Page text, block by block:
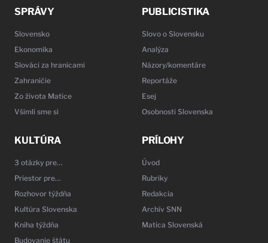
SPRÁVY
Slovensko
Ekonomika
Slováci za hranicami
Zahraničie
Zo života Matice
Všimli sme si
PUBLICISTIKA
Slovo o Slovensku
Analýza
Názory/komentáre
Reportáže
Esej
Osobnosti Slovenska
KULTÚRA
3 otázky pre…
Priestor pre…
Rozhovor týždňa
Kultúra Slovenska
Kniha týždňa
Budovanie štátu
PRÍLOHY
Úvod
Rubriky
Redakcia
Archív SNN
Matica Slovenská